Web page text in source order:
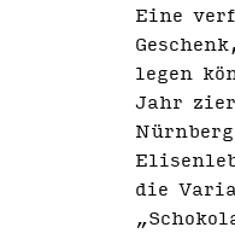
Eine
legen
Jahr
die